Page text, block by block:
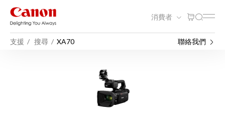
消費者
支援 搜尋 XA70 聯絡我們